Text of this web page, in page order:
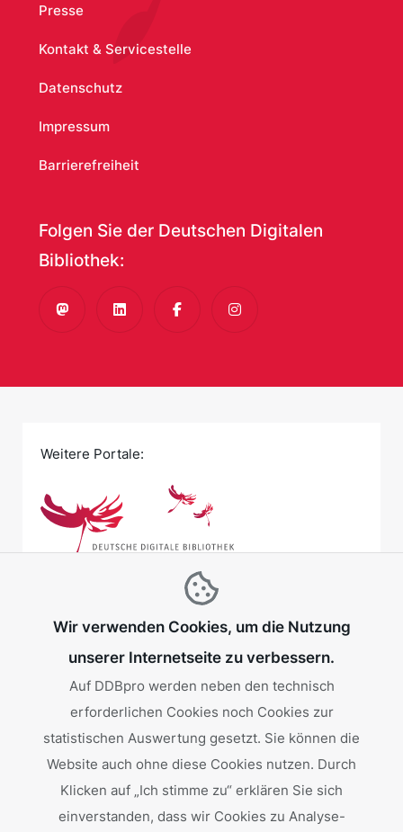
Wir verwenden Cookies, um die Nutzung
unserer Internetseite zu verbessern.
Auf DDBpro werden neben den technisch
erforderlichen Cookies noch Cookies zur
statistischen Auswertung gesetzt. Sie können die
Website auch ohne diese Cookies nutzen. Durch
Klicken auf „Ich stimme zu“ erklären Sie sich
einverstanden, dass wir Cookies zu Analyse-
Presse
Kontakt & Servicestelle
Datenschutz
Impressum
Barrierefreiheit
Folgen Sie der Deutschen Digitalen
Bibliothek:
MastodonLinkedInFacebookInstagram
Weitere Portale:
Gefördert von: